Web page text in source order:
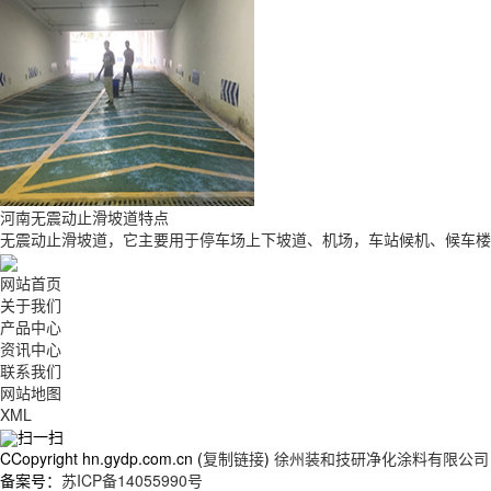
河南无震动止滑坡道特点
无震动止滑坡道，它主要用于停车场上下坡道、机场，车站候机、候车
网站首页
关于我们
产品中心
资讯中心
联系我们
网站地图
XML
扫一扫
CCopyright hn.gydp.com.cn (复制链接) 徐州装和技研净化涂料有限公司
备案号： 苏ICP备14055990号